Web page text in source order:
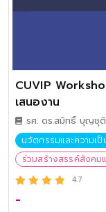
CUVIP
เสนองาน
รศ. ดร.สมิทธิ์ บุญชุ
นวัตกรรมและความเป็
ร่วมสร้างสรรค์สังคม
4.7
-